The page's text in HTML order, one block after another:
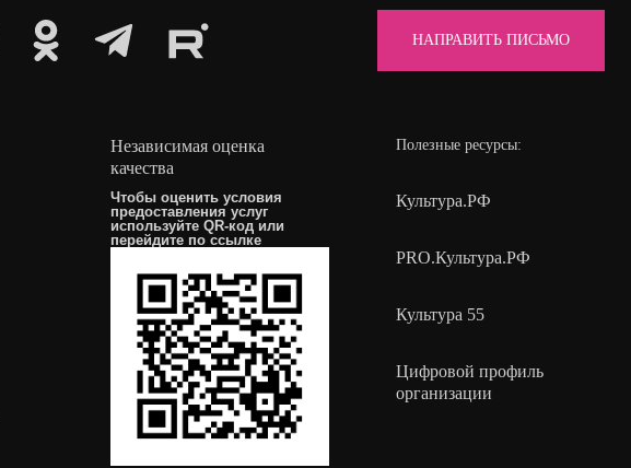
НАПРАВИТЬ ПИСЬМО
Независимая оценка
качества
Чтобы оценить условия
предоставления услуг
используйте QR-код или
перейдите поссылке
Полезные ресурсы:
Культура.РФ
PRO.Культура.РФ
Культура 55
Цифровой профиль
организации